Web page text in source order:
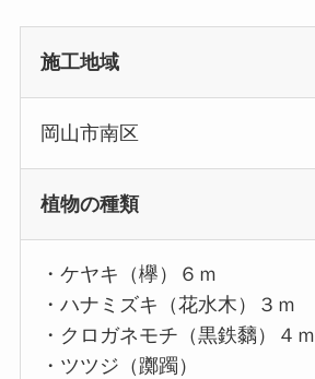
施工地域
岡山市南区
植物の種類
・ケヤキ（欅）６ｍ
・ハナミズキ（花水木）３ｍ
・クロガネモチ（黒鉄黐）４ｍ
・ツツジ（躑躅）